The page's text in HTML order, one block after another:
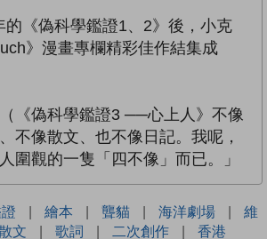
的《偽科學鑑證1、2》後，小克
》漫畫專欄精彩佳作結集成
《偽科學鑑證3 ──心上人》不像
不像散文、也不像日記。我呢，
圍觀的一隻「四不像」而已。」
| 繪本 | 聾貓 | 海洋劇場 |
維
文 | 歌詞 | 二次創作 | 香港